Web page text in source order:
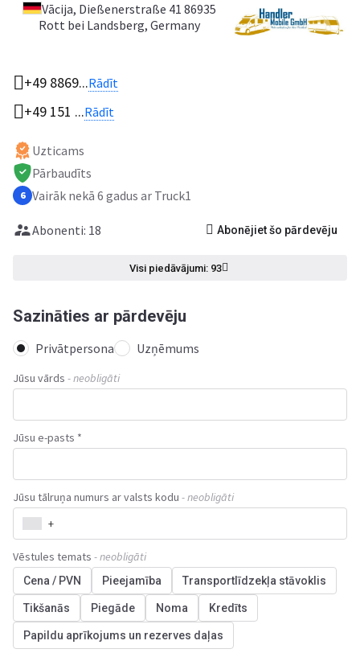
Vācija, Dießenerstraße 41 86935
Rott bei Landsberg, Germany
+49 8869...Rādīt
+49 151 ...Rādīt
Uzticams
Pārbaudīts
6 Vairāk nekā 6 gadus ar Truck1
Abonenti: 18 Abonējiet šo pārdevēju
Visi piedāvājumi: 93
Sazināties ar pārdevēju
Privātpersona Uzņēmums
Jūsu vārds - neobligāti
Jūsu e-pasts *
Jūsu tālruņa numurs ar valsts kodu - neobligāti
+
Vēstules temats - neobligāti
Cena / PVN Pieejamība Transportlīdzekļa stāvoklis
Tikšanās Piegāde Noma Kredīts
Papildu aprīkojums un rezerves daļas